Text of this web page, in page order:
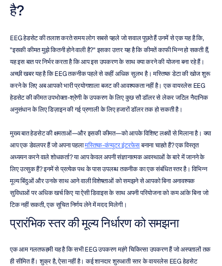
है?
EEG हेडसेट की तलाश करते समय लोग सबसे पहले जो सवाल पूछते हैं उनमें से एक यह है कि,
"इसकी कीमत मुझे कितनी होने वाली है?" इसका उत्तर यह है कि कीमतें काफी भिन्न हो सकती हैं,
यह इस बात पर निर्भर करता है कि आप इस उपकरण के साथ क्या करने की योजना बना रहे हैं।
अच्छी खबर यह है कि EEG तकनीक पहले से कहीं अधिक सुलभ है। मस्तिष्क डेटा की खोज शुरू
करने के लिए अब आपको भारी प्रयोगशाला बजट की आवश्यकता नहीं है। एक वायरलेस EEG
हेडसेट की कीमत उपभोक्ता-श्रेणी के उपकरण के लिए कुछ सौ डॉलर से लेकर जटिल नैदानिक
अनुसंधान के लिए डिज़ाइन की गई प्रणाली के लिए हजारों डॉलर तक हो सकती है।
मुख्य बात हेडसेट की क्षमताओं—और इसकी कीमत—को आपके विशिष्ट लक्ष्यों से मिलाना है। क्या
आप एक डेवलपर हैं जो अपना पहला मस्तिष्क-कंप्यूटर इंटरफेस बनाना चाहते हैं? एक विस्तृत
अध्ययन करने वाले शोधकर्ता? या आप केवल अपनी संज्ञानात्मक अवस्थाओं के बारे में जानने के
लिए उत्सुक हैं? इनमें से प्रत्येक पथ के पास उपलब्ध तकनीक का एक संबंधित स्तर है। विभिन्न
मूल्य बिंदुओं और उनके साथ आने वाली विशेषताओं को समझने से आपको बिना अनावश्यक
सुविधाओं पर अधिक खर्च किए या ऐसी डिवाइस के साथ अपनी परियोजना को कम आंके बिना जो
टिक नहीं सकती, एक सूचित निर्णय लेने में मदद मिलेगी।
प्रारंभिक स्तर की मूल्य निर्धारण को समझना
एक आम गलतफहमी यह है कि सभी EEG उपकरण महंगे चिकित्सा उपकरण हैं जो अस्पतालों तक
ही सीमित हैं। शुक्र है, ऐसा नहीं है। कई शानदार शुरुआती स्तर के वायरलेस EEG हेडसेट